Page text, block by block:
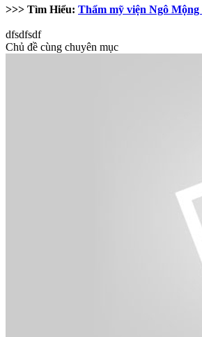
>>> Tìm Hiểu: Thẩm mỹ viện Ngô
dfsdfsdf
Chủ đề cùng chuyên mục